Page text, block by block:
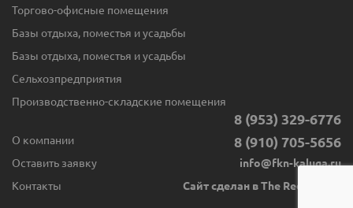
Торгово-офисные помещения
Базы отдыха, поместья и усадьбы
Базы отдыха, поместья и усадьбы
Сельхозпредприятия
Производственно-складские помещения
О компании
Оставить заявку
Контакты
8 (953) 329-6776
8 (910) 705-5656
info@fkn-kaluga.ru
Сайт сделан в The Red Button